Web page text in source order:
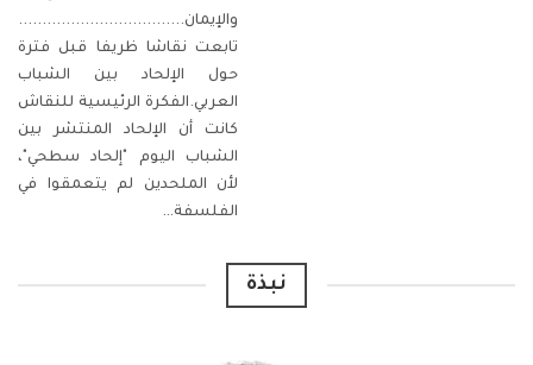
والإيمان...................................
تابعت نقاشا ظريفا قبل فترة
حول الإلحاد بين الشباب
العربي.الفكرة الرئيسية للنقاش
كانت أن الإلحاد المنتشر بين
الشباب اليوم "إلحاد سطحي"،
لأن الملحدين لم يتعمقوا في
الفلسفة…
نبذة